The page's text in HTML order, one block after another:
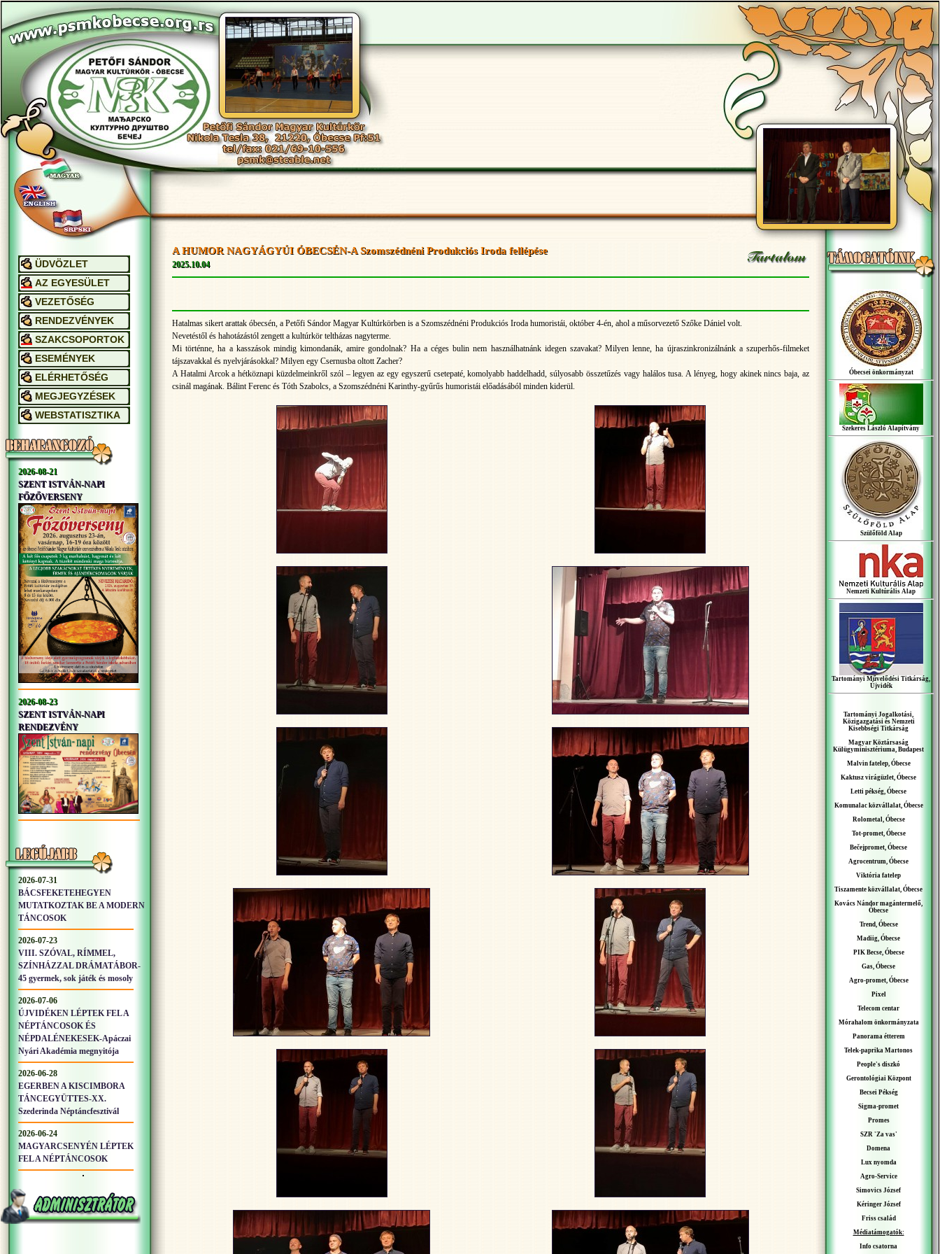
ÜDVÖZLET
AZ EGYESÜLET
VEZETŐSÉG
RENDEZVÉNYEK
SZAKCSOPORTOK
ESEMÉNYEK
ELÉRHETŐSÉG
MEGJEGYZÉSEK
WEBSTATISZTIKA
Menu By Milonic JavaScript
2026-08-21
SZENT ISTVÁN-NAPI
FŐZŐVERSENY
2026-08-23
SZENT ISTVÁN-NAPI
RENDEZVÉNY
2026-07-31
BÁCSFEKETEHEGYEN
MUTATKOZTAK BE A MODERN
TÁNCOSOK
2026-07-23
VIII. SZÓVAL, RÍMMEL,
SZÍNHÁZZAL DRÁMATÁBOR-
45 gyermek, sok játék és mosoly
2026-07-06
ÚJVIDÉKEN LÉPTEK FEL A
NÉPTÁNCOSOK ÉS
NÉPDALÉNEKESEK-Apáczai
Nyári Akadémia megnyitója
2026-06-28
EGERBEN A KISCIMBORA
TÁNCEGYÜTTES-XX.
Szederinda Néptáncfesztivál
2026-06-24
MAGYARCSENYÉN LÉPTEK
FEL A NÉPTÁNCOSOK
A HUMOR NAGYÁGYÚI ÓBECSÉN-A Szomszédnéni Produkciós Iroda fellépése
2025.10.04
Hatalmas sikert arattak óbecsén, a Petőfi Sándor Magyar Kultúrkörben is a Szomszédnéni Produkciós Iroda humoristái, október 4-én, ahol a műsorvezető Szőke Dániel volt.
Nevetéstől és hahotázástól zengett a kultúrkör teltházas nagyterme.
Mi történne, ha a kasszások mindig kimondanák, amire gondolnak? Ha a céges bulin nem használhatnánk idegen szavakat? Milyen lenne, ha újraszinkronizálnánk a szuperhős-filmeket
tájszavakkal és nyelvjárásokkal? Milyen egy Csernusba oltott Zacher?
A Hatalmi Arcok a hétköznapi küzdelmeinkről szól – legyen az egy egyszerű csetepaté, komolyabb haddelhadd, súlyosabb összetűzés vagy halálos tusa. A lényeg, hogy akinek nincs baja, az
csinál magának. Bálint Ferenc és Tóth Szabolcs, a Szomszédnéni Karinthy-gyűrűs humoristái előadásából minden kiderül.
Óbecsei önkormányzat
Szekeres László Alapítvány
Szülőföld Alap
Nemzeti Kultúrális Alap
Tartományi Művelődési Titkárság,
Újvidék
Tartományi Jogalkotási,
Közigazgatási és Nemzeti
Kisebbségi Titkárság
Magyar Köztársaság
Külügyminisztériuma, Budapest
Malvin fatelep, Óbecse
Kaktusz virágüzlet, Óbecse
Letti pékség, Óbecse
Komunalac közvállalat, Óbecse
Rolometal, Óbecse
Tot-promet, Óbecse
Bečejpromet, Óbecse
Agrocentrum, Óbecse
Viktória fatelep
Tiszamente közvállalat, Óbecse
Kovács Nándor magántermelő,
Óbecse
Trend, Óbecse
Madiig, Óbecse
PIK Becse, Óbecse
Gas, Óbecse
Agro-promet, Óbecse
Pixel
Telecom centar
Mórahalom önkormányzata
Panorama étterem
Telek-paprika Martonos
People's diszkó
Gerontológiai Központ
Becsei Pékség
Sigma-promet
Promes
SZR 'Za vas'
Domena
Lux nyomda
Agro-Service
Simovics József
Kéringer József
Friss család
Médiatámogatók:
Info csatorna